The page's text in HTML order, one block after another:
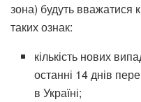
зона) будуть вважатися
таких ознак:
кількість нових
останні 14 днів
в Україні;